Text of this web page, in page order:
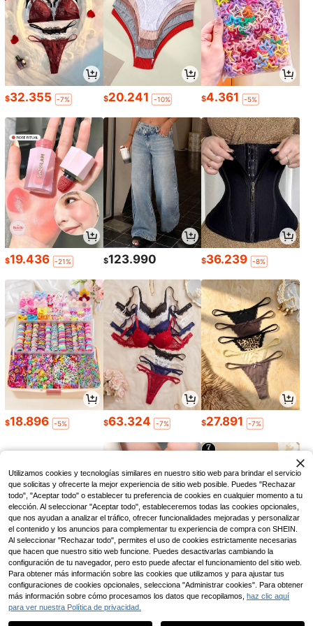
0
$32.355 -7% $20.241 -10% $4.361 -5%
$19.436 -21% $123.990 $36.239 -8%
$18.896 -5% $63.324 -7% $27.891 -7%
$43.191 -10% $7.344 -40% $38.263 -8%
Utilizamos cookies y tecnologías similares en nuestro sitio web para brindar el servicio
que solicitas y ofrecerte la mejor experiencia de sitio web posible. Puedes "Rechazar
todo", "Aceptar todo" o establecer tu preferencia de cookies en cualquier momento a tu
elección. Al seleccionar "Aceptar todo", estableceremos todas las cookies opcionales,
que nos ayudan a analizar el tráfico, ofrecer funcionalidades mejoradas y personalizar
el contenido y los anuncios para complementar tu experiencia de compra con SHEIN.
Al seleccionar "Rechazar todo", permites el uso de cookies estrictamente necesarias
que hacen que nuestro sitio web funcione. Puedes desactivarlas cambiando la
configuración de tu navegador, pero esto puede afectar el funcionamiento del sitio web.
Para obtener más información sobre las cookies que utilizamos y para ajustar tus
configuraciones de cookies opcionales, selecciona "Administrar cookies". Para obtener
más información sobre cómo procesamos los datos que recopilamos, haz clic aquí
para ver nuestra Política de privacidad.